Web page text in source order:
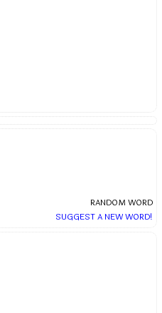
RANDOM WORD
SUGGEST A NEW WORD!